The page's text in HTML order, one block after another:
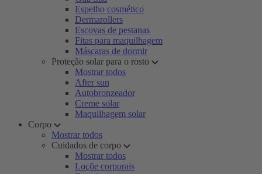
Espelho cosmético
Dermarollers
Escovas de pestanas
Fitas para maquilhagem
Máscaras de dormir
Proteção solar para o rosto
Mostrar todos
After sun
Autobronzeador
Creme solar
Maquilhagem solar
Corpo
Mostrar todos
Cuidados de corpo
Mostrar todos
Loçõe corporais